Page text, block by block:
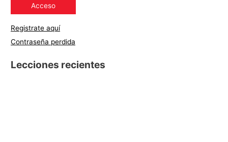
Registrate aquí
Contraseña perdida
Lecciones recientes